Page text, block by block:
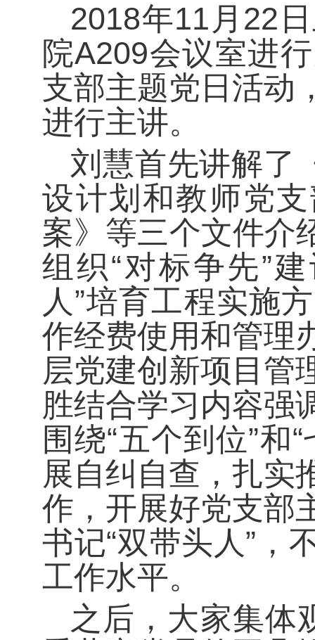
2018年11 月 22
院A209会议室进
支部主题党日活动
进行主讲。
刘慧首先讲解了
设计划和教师党
案》等三个文件介
组织“对标争先”
人”培育工程实施
作经费使用和管理
层党建创新项目管
胜结合学习内容强
围绕“五个到位”和
展自纠自查，扎实
作，开展好党支部
书记“双带头人”，
工作水平。
之后，大家集体